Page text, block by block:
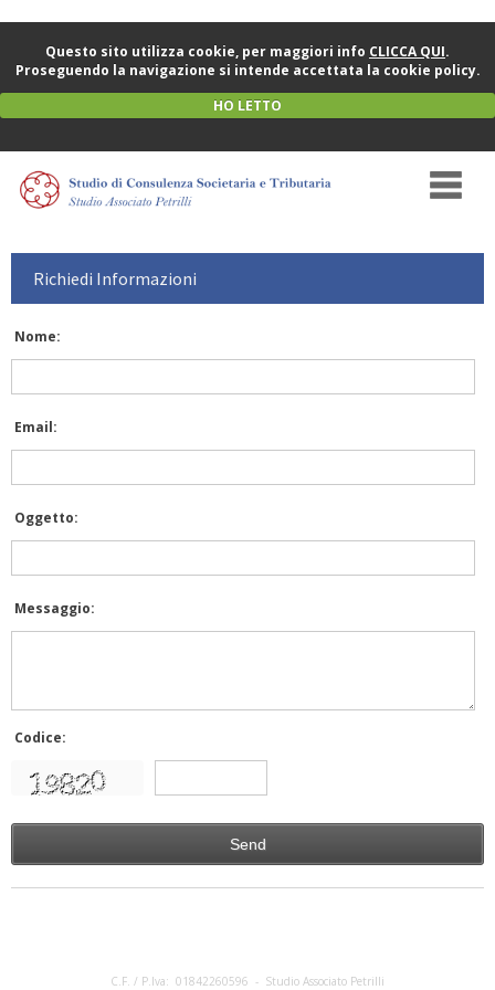
Questo sito utilizza cookie, per maggiori info CLICCA QUI.
Proseguendo la navigazione si intende accettata la cookie policy.
HO LETTO
Richiedi Informazioni
Nome:
Email:
Oggetto:
Messaggio:
Codice:
C.F. / P.Iva: 01842260596 - Studio Associato Petrilli